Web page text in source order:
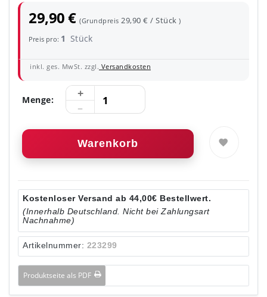
29,90 €(Grundpreis29,90 € / Stück)
Preis pro: 1 Stück
inkl. ges. MwSt. zzgl. Versandkosten
Menge:
Warenkorb
Kostenloser Versand ab 44,00€ Bestellwert.
(Innerhalb Deutschland. Nicht bei Zahlungsart
Nachnahme)
Artikelnummer: 223299
Produktseite als PDF